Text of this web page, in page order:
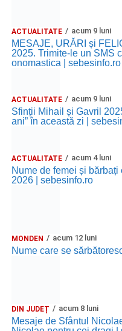
ACTUALITATE acum 9 luni
MESAJE, URĂRI și
2025. Trimite-le un SMS
onomastica | sebesinfo.ro
ACTUALITATE acum 9 luni
Sfinții Mihail și Gavril
ani” în această zi |
ACTUALITATE acum 4 luni
Nume de femei și
2026 | sebesinfo.ro
MONDEN acum 12 luni
Nume care se
DIN JUDEȚ acum 8 luni
Mesaje de Sfântul